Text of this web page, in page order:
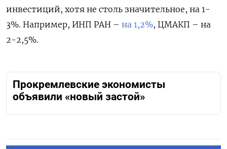
инвестиций, хотя не столь значительное, на 1-
3%. Например, ИНП РАН – на 1,2%, ЦМАКП – на
2-2,5%.
Прокремлевские экономисты
объявили «новый застой»